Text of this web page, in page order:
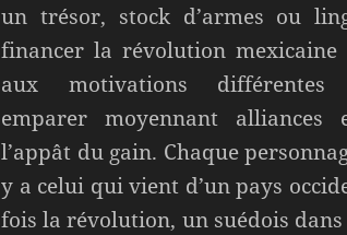
un trésor, stock d’armes ou
financer la révolution mexicaine
aux motivations
emparer moyennant alliances
l’appât du gain. Chaque
y a celui qui vient d’un pays
fois la révolution, un suédois